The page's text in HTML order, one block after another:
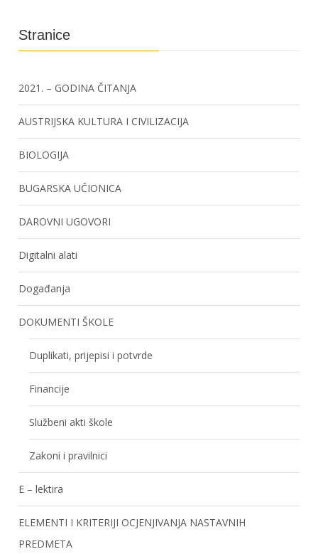
Stranice
2021. – GODINA ČITANJA
AUSTRIJSKA KULTURA I CIVILIZACIJA
BIOLOGIJA
BUGARSKA UČIONICA
DAROVNI UGOVORI
Digitalni alati
Događanja
DOKUMENTI ŠKOLE
Duplikati, prijepisi i potvrde
Financije
Službeni akti škole
Zakoni i pravilnici
E – lektira
ELEMENTI I KRITERIJI OCJENJIVANJA NASTAVNIH
PREDMETA